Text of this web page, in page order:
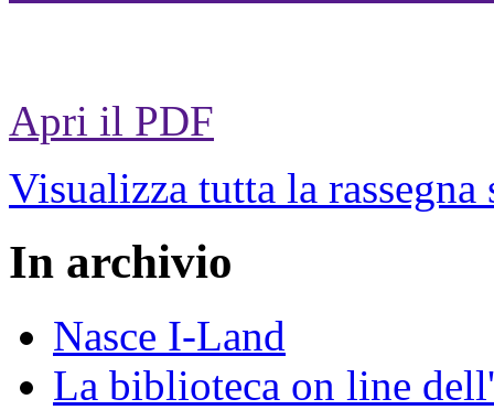
Apri il PDF
Visualizza tutta la rassegna
In archivio
Nasce I-Land
La biblioteca on line